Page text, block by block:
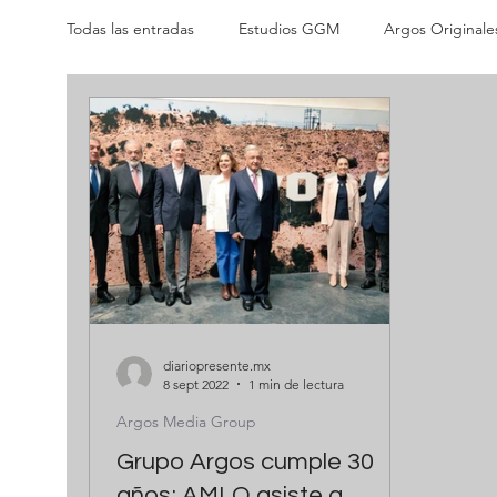
Todas las entradas Estudios GGM Argos
Anónima Media Diseño Sonoro
Grupo Argos cumple 30
Argos Media Group
diariopresente.mx
8 sept 2022
1 min de lectura